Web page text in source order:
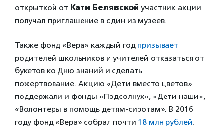
открыткой от Кати Белявской участник акции
получал приглашение в один из музеев.
Также фонд «Вера» каждый год призывает
родителей школьников и учителей отказаться от
букетов ко Дню знаний и сделать
пожертвование. Акцию «Дети вместо цветов»
поддержали и фонды «Подсолнух», «Дети наши»,
«Волонтеры в помощь детям-сиротам». В 2016
году фонд «Вера» собрал почти 18 млн рублей.